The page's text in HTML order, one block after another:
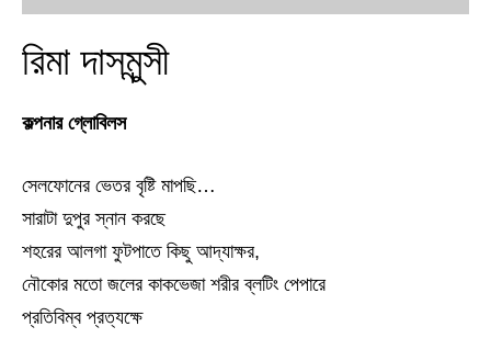
রিমা দাসমুন্সী
কল্পনার গ্লোবিলস
সেলফোনের ভেতর বৃষ্টি মাপছি…
সারাটা দুপুর স্নান করছে
শহরের আলগা ফুটপাতে কিছু আদ্যাক্ষর,
নৌকোর মতো জলের কাকভেজা শরীর ব্লটিং পেপারে
প্রতিবিম্ব প্রত্যক্ষে